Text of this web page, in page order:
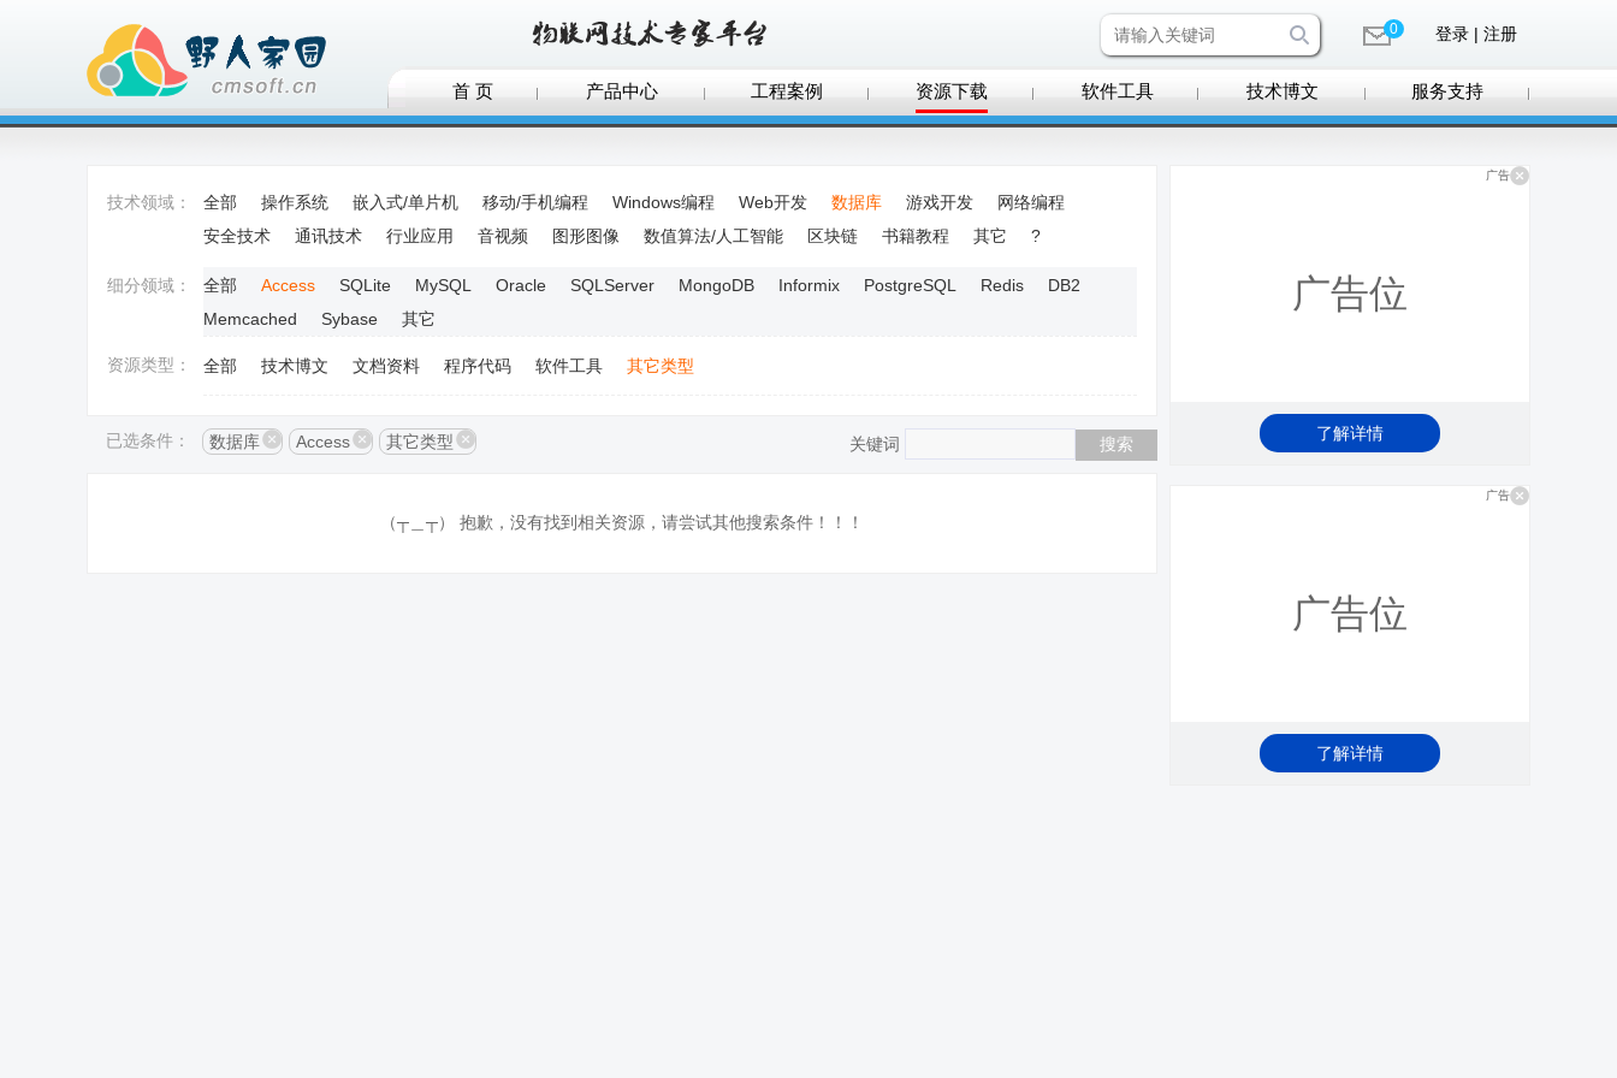
0 登录 | 注册
首 页 产品中心 工程案例 资源下载 软件工具 技术博文 服务支持
技术领域： 全部 操作系统 嵌入式/单片机 移动/手机编程 Windows编程 Web开发 数据库 游戏开发
网络编程
安全技术
通讯技术 行业应用 音视频 图形图像 数值算法/人工智能 区块链 书籍教程 其它 ?
细分领域： 全部 Access SQLite MySQL Oracle SQLServer MongoDB Informix PostgreSQL Redis
DB2
Memcached
Sybase 其它
资源类型： 全部 技术博文 文档资料 程序代码 软件工具 其它类型
已选条件： 数据库 Access 其它类型 关键词
（┬＿┬） 抱歉，没有找到相关资源，请尝试其他搜索条件！！！
广告
广告位
了解详情
广告
广告位
了解详情